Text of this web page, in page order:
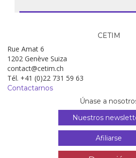
CETIM
Rue Amat 6
1202 Genève Suiza
contact@cetim.ch
Tél. +41 (0)22 731 59 63
Contactarnos
Únase a
Nuestros
Afiliarse